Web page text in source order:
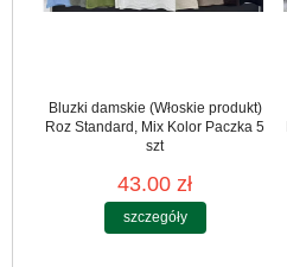
Bluzki damskie (Włoskie produkt)
Roz Standard, Mix Kolor Paczka 5
szt
43.00 zł
szczegóły